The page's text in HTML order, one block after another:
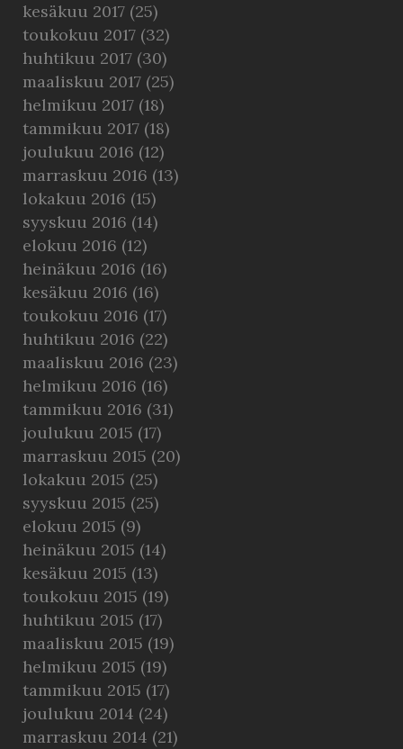
kesäkuu 2017 (25)
toukokuu 2017 (32)
huhtikuu 2017 (30)
maaliskuu 2017 (25)
helmikuu 2017 (18)
tammikuu 2017 (18)
joulukuu 2016 (12)
marraskuu 2016 (13)
lokakuu 2016 (15)
syyskuu 2016 (14)
elokuu 2016 (12)
heinäkuu 2016 (16)
kesäkuu 2016 (16)
toukokuu 2016 (17)
huhtikuu 2016 (22)
maaliskuu 2016 (23)
helmikuu 2016 (16)
tammikuu 2016 (31)
joulukuu 2015 (17)
marraskuu 2015 (20)
lokakuu 2015 (25)
syyskuu 2015 (25)
elokuu 2015 (9)
heinäkuu 2015 (14)
kesäkuu 2015 (13)
toukokuu 2015 (19)
huhtikuu 2015 (17)
maaliskuu 2015 (19)
helmikuu 2015 (19)
tammikuu 2015 (17)
joulukuu 2014 (24)
marraskuu 2014 (21)